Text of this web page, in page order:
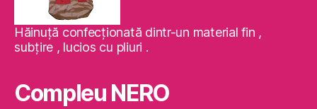
Hăinuţă confecţionată dintr-un material fin ,
subţire , lucios cu pliuri .
Compleu NERO